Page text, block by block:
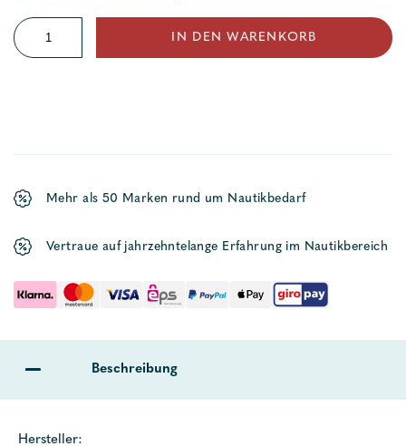
Kunststoffhaken
(HA)
IN DEN WARENKORB
Mehr als 50 Marken rund um Nautikbedarf
Vertraue auf jahrzehntelange Erfahrung im Nautikbereich
Beschreibung
Hersteller: